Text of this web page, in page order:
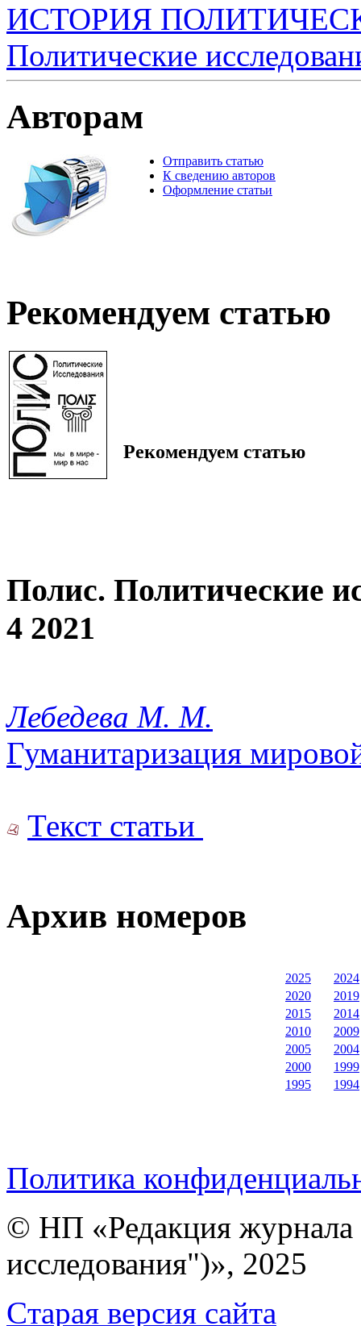
ИСТОРИЯ
Политические
Авторам
Отправить статью
К сведению авторов
Оформление статьи
Рекомендуем статью
Рекомендуем статью
Полис. Политические
4 2021
Лебедева М. М.
Гуманитаризация
Текст статьи
Архив номеров
2025
2024
2020
2019
2015
2014
2010
2009
2005
2004
2000
1999
1995
1994
Политика
© НП «Редакция
исследования")», 2025
Cтарая версия сайта